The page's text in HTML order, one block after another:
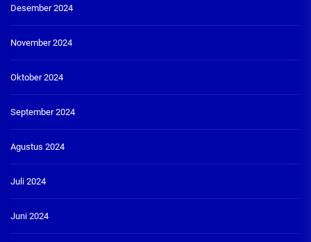
Desember 2024
November 2024
Oktober 2024
September 2024
Agustus 2024
Juli 2024
Juni 2024